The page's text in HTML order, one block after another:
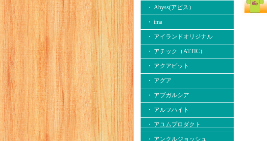
・ Abyss(アビス）
・ ima
・ アイランドオリジナル
・ アチック（ATTIC）
・ アクアビット
・ アグア
・ アブガルシア
・ アルフハイト
・ アユムプロダクト
・ アンクルジョッシュ